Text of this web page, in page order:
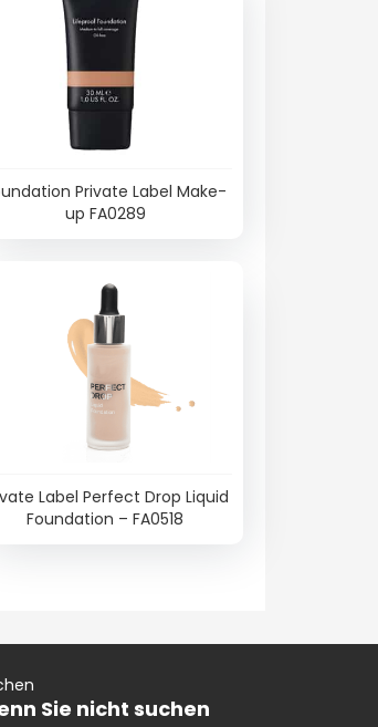
Private Label Make-
up FA0289
Label Perfect Drop Liquid
Foundation – FA0518
Sie nicht suchen